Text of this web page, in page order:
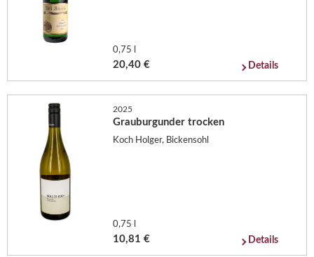
0,75 l
20,40 € Details
2025
Grauburgunder trocken
Koch Holger, Bickensohl
0,75 l
10,81 € Details